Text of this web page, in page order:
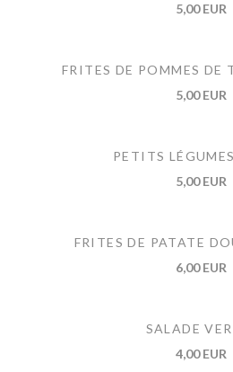
5,00 EUR
FRITES DE POMMES DE
5,00 EUR
PETITS
5,00 EUR
FRITES DE PATATE
6,00 EUR
SALADE
4,00 EUR